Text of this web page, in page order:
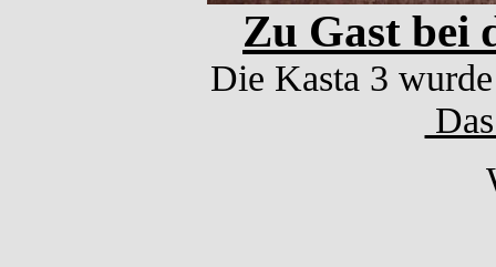
Zu Gast bei
Die Kasta 3